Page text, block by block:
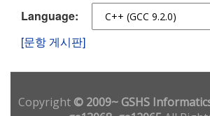
Language:
[문항 게시판]
Copyright© 2009~ GSHS